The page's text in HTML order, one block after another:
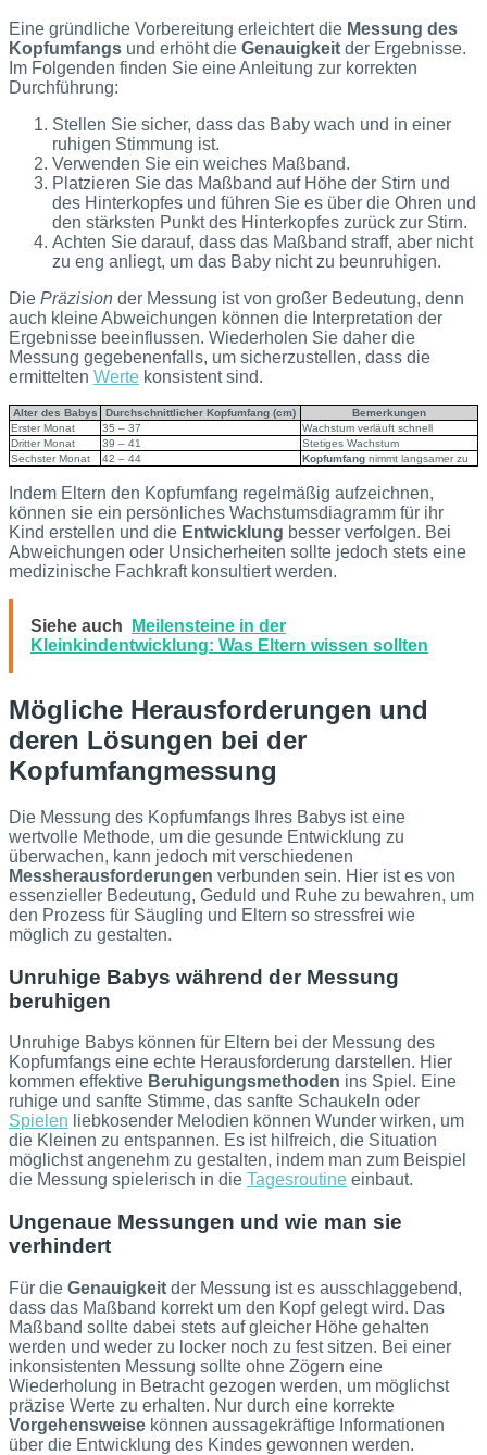
Eine gründliche Vorbereitung erleichtert die Messung des
Kopfumfangs und erhöht die Genauigkeit der Ergebnisse.
Im Folgenden finden Sie eine Anleitung zur korrekten
Durchführung:
Stellen Sie sicher, dass das Baby wach und in einer
ruhigen Stimmung ist.
Verwenden Sie ein weiches Maßband.
Platzieren Sie das Maßband auf Höhe der Stirn und
des Hinterkopfes und führen Sie es über die Ohren und
den stärksten Punkt des Hinterkopfes zurück zur Stirn.
Achten Sie darauf, dass das Maßband straff, aber nicht
zu eng anliegt, um das Baby nicht zu beunruhigen.
Die Präzision der Messung ist von großer Bedeutung, denn
auch kleine Abweichungen können die Interpretation der
Ergebnisse beeinflussen. Wiederholen Sie daher die
Messung gegebenenfalls, um sicherzustellen, dass die
ermittelten Werte konsistent sind.
Alter des Babys Durchschnittlicher Kopfumfang (cm)
Bemerkungen
Erster Monat
35 – 37
Wachstum verläuft schnell
Dritter Monat
39 – 41
Stetiges Wachstum
Sechster Monat
42 – 44 Kopfumfang nimmt langsamer zu
Indem Eltern den Kopfumfang regelmäßig aufzeichnen,
können sie ein persönliches Wachstumsdiagramm für ihr
Kind erstellen und die Entwicklung besser verfolgen. Bei
Abweichungen oder Unsicherheiten sollte jedoch stets eine
medizinische Fachkraft konsultiert werden.
Siehe auch
Meilensteine in der
Kleinkindentwicklung: Was Eltern wissen sollten
Mögliche Herausforderungen und
deren Lösungen bei der
Kopfumfangmessung
Die Messung des Kopfumfangs Ihres Babys ist eine
wertvolle Methode, um die gesunde Entwicklung zu
überwachen, kann jedoch mit verschiedenen
Messherausforderungen verbunden sein. Hier ist es von
essenzieller Bedeutung, Geduld und Ruhe zu bewahren, um
den Prozess für Säugling und Eltern so stressfrei wie
möglich zu gestalten.
Unruhige Babys während der Messung
beruhigen
Unruhige Babys können für Eltern bei der Messung des
Kopfumfangs eine echte Herausforderung darstellen. Hier
kommen effektive Beruhigungsmethoden ins Spiel. Eine
ruhige und sanfte Stimme, das sanfte Schaukeln oder
Spielen liebkosender Melodien können Wunder wirken, um
die Kleinen zu entspannen. Es ist hilfreich, die Situation
möglichst angenehm zu gestalten, indem man zum Beispiel
die Messung spielerisch in die Tagesroutine einbaut.
Ungenaue Messungen und wie man sie
verhindert
Für die Genauigkeit der Messung ist es ausschlaggebend,
dass das Maßband korrekt um den Kopf gelegt wird. Das
Maßband sollte dabei stets auf gleicher Höhe gehalten
werden und weder zu locker noch zu fest sitzen. Bei einer
inkonsistenten Messung sollte ohne Zögern eine
Wiederholung in Betracht gezogen werden, um möglichst
präzise Werte zu erhalten. Nur durch eine korrekte
Vorgehensweise können aussagekräftige Informationen
über die Entwicklung des Kindes gewonnen werden.